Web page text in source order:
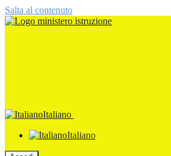
Salta al contenuto
Italiano
Italiano